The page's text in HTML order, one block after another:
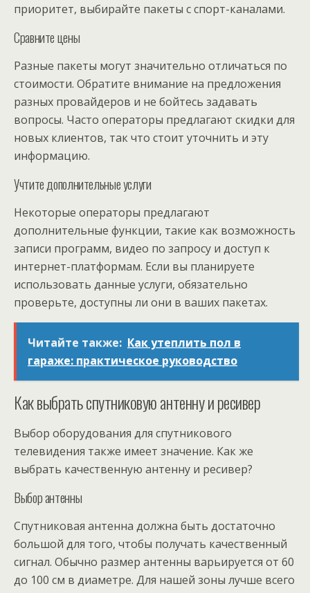
приоритет, выбирайте пакеты с спорт-каналами.
Сравните цены
Разные пакеты могут значительно отличаться по
стоимости. Обратите внимание на предложения
разных провайдеров и не бойтесь задавать
вопросы. Часто операторы предлагают скидки для
новых клиентов, так что стоит уточнить и эту
информацию.
Учтите дополнительные услуги
Некоторые операторы предлагают
дополнительные функции, такие как возможность
записи программ, видео по запросу и доступ к
интернет-платформам. Если вы планируете
использовать данные услуги, обязательно
проверьте, доступны ли они в ваших пакетах.
Читайте также: Как утеплить пол в
гараже: практическое руководство
Как выбрать спутниковую антенну и ресивер
Выбор оборудования для спутникового
телевидения также имеет значение. Как же
выбрать качественную антенну и ресивер?
Выбор антенны
Спутниковая антенна должна быть достаточно
большой для того, чтобы получать качественный
сигнал. Обычно размер антенны варьируется от 60
до 100 см в диаметре. Для нашей зоны лучше всего